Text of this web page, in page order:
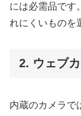
には必需品です
れにくいものを
2. ウェブ
内蔵のカメラで